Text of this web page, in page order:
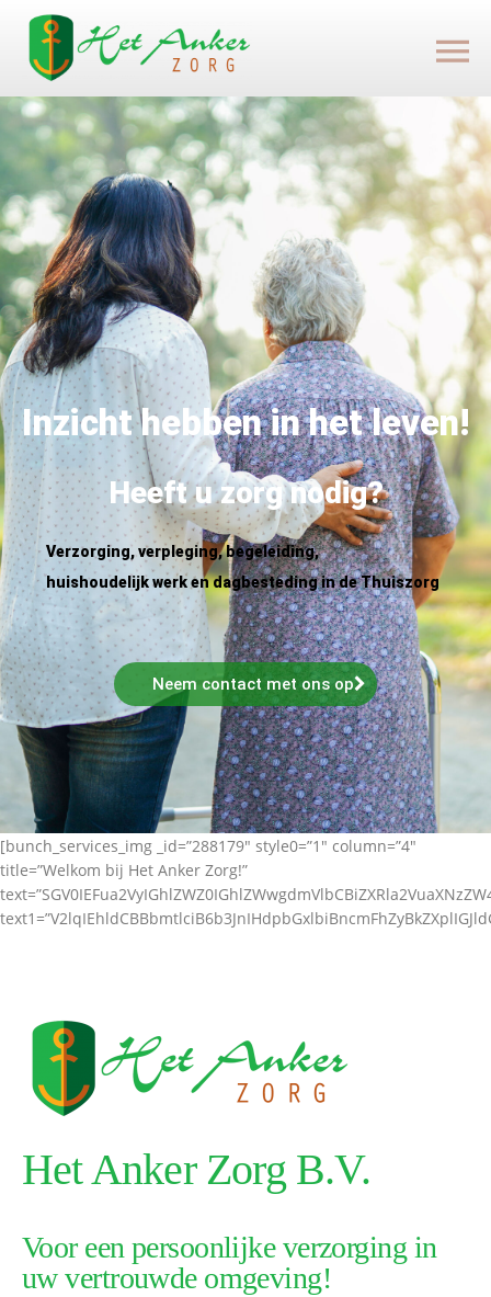
Inzicht hebben in het leven!
Heeft u zorg nodig?
Verzorging, verpleging, begeleiding,
huishoudelijk werk en dagbesteding in de Thuiszorg
Neem contact met ons op
[bunch_services_img _id=”288179″ style0=”1″ column=”4″
title=”Welkom bij Het Anker Zorg!”
Het Anker Zorg B.V.
Voor een persoonlijke verzorging in
uw vertrouwde omgeving!